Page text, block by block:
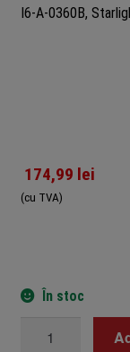
174,99 lei
(cu TVA)
În stoc